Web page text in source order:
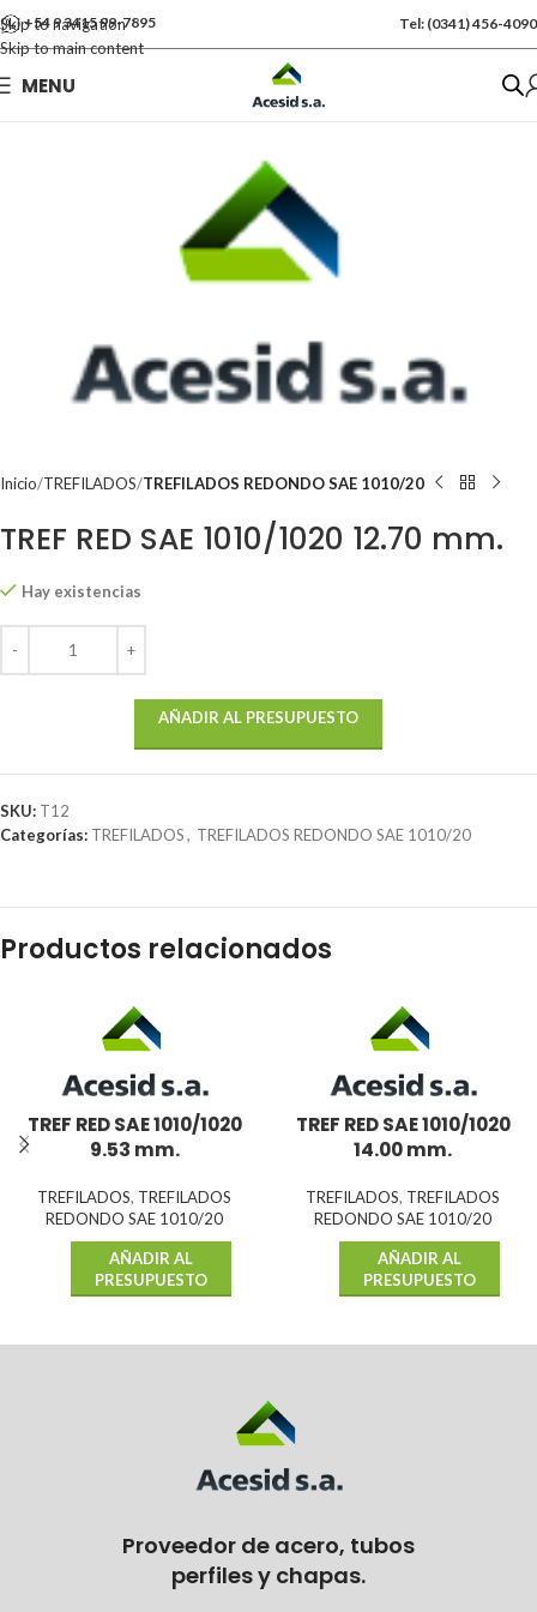
Skip to navigation
Skip to main content
+54 9 3415 99-7895 Tel: (0341) 456-4090
MENU
Inicio TREFILADOS TREFILADOS REDONDO SAE 1010/20
TREF RED SAE 1010/1020 12.70 mm.
Se vende por Und
Hay existencias
AÑADIR AL PRESUPUESTO
SKU: T12
Categorías: TREFILADOS, TREFILADOS REDONDO SAE 1010/20
Productos relacionados
TREF RED SAE 1010/1020
9.53 mm.
TREFILADOS, TREFILADOS
REDONDO SAE 1010/20
AÑADIR AL
PRESUPUESTO
TREF RED SAE 1010/1020
14.00 mm.
TREFILADOS, TREFILADOS
REDONDO SAE 1010/20
AÑADIR AL
PRESUPUESTO
Proveedor de acero, tubos
perfiles y chapas.